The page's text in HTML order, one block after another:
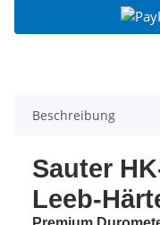
Beschreibung
Sauter
Leeb-